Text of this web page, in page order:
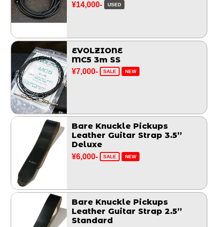
¥14,000- USED
EVOLZIONE
MC5 3m SS
¥7,000- SALE NEW
Bare Knuckle Pickups
Leather Guitar Strap 3.5”
Deluxe
¥6,000- SALE NEW
Bare Knuckle Pickups
Leather Guitar Strap 2.5”
Standard